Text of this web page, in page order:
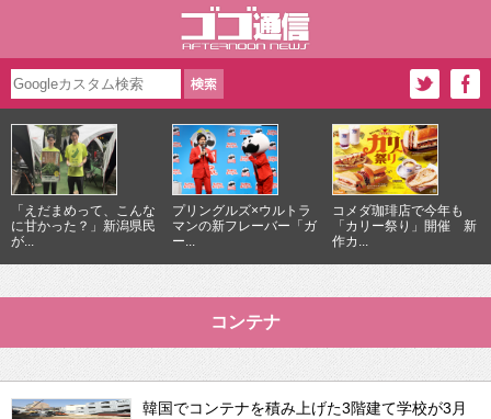
「えだまめって、こんな
に甘かった？」新潟県民
が...
プリングルズ×ウルトラ
マンの新フレーバー「ガ
ー...
コメダ珈琲店で今年も
「カリー祭り」開催 新
作カ...
コンテナ
韓国でコンテナを積み上げた3階建て学校が3月